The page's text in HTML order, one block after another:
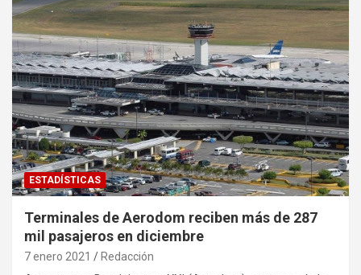
ESTADÍSTICAS
Terminales de Aerodom reciben más de 287
mil pasajeros en diciembre
7 enero 2021 Redacción